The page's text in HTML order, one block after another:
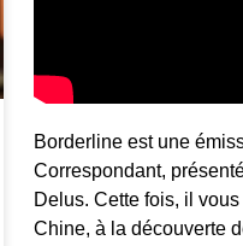
Borderline est une
Correspondant,
Delus. Cette fois, il
Chine, à la découverte